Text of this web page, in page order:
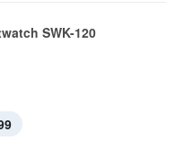
SWK-120